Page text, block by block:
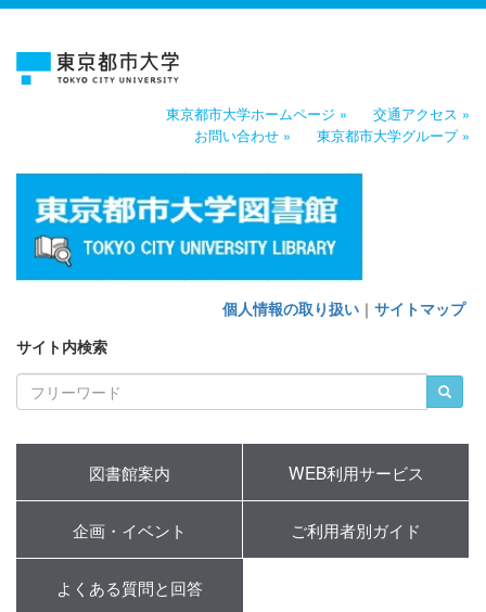
東京都市大学ホームページ »
交通アクセス »
お問い合わせ »
東京都市大学グループ »
個人情報の取り扱い ｜ サイトマップ
サイト内検索
図書館案内 WEB利用サービス
企画・イベント ご利用者別ガイド
よくある質問と回答